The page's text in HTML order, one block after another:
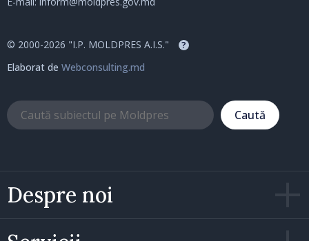
Despre noi
© 2000-2026 "I.P. MOLDPRES A.I.S." ?
Elaborat de Webconsulting.md
Caută